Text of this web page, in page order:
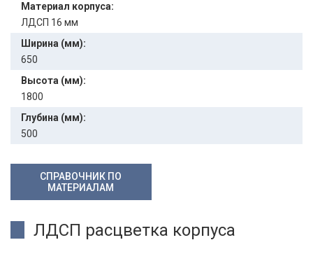
Материал корпуса:
ЛДСП 16 мм
Ширина (мм):
650
Высота (мм):
1800
Глубина (мм):
500
СПРАВОЧНИК ПО
МАТЕРИАЛАМ
ЛДСП расцветка корпуса